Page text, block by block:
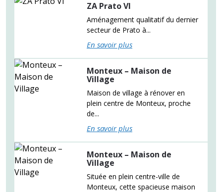
ZA Prato VI
Aménagement qualitatif du dernier
secteur de Prato à...
En savoir plus
Monteux – Maison de
Village
Maison de village à rénover en
plein centre de Monteux, proche
de...
En savoir plus
Monteux – Maison de
Village
Située en plein centre-ville de
Monteux, cette spacieuse maison